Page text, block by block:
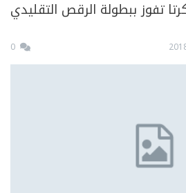
تفوز ببطولة الرقص التقليدي